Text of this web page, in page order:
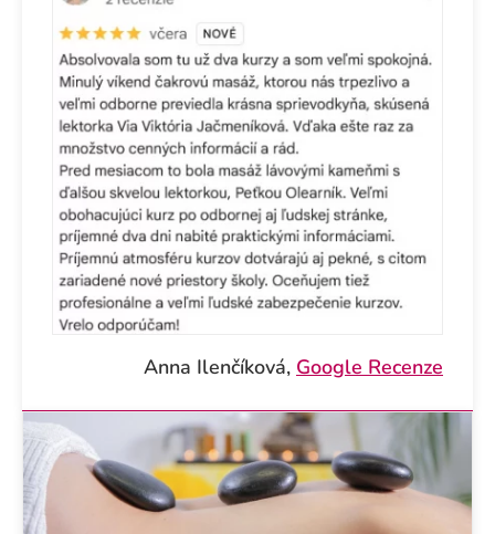
Anna Ilenčíková, Google Recenze